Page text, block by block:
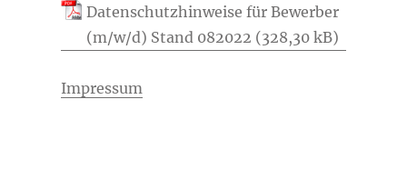
Datenschutzhinweise für Bewerber
(m/w/d) Stand 082022
Impressum